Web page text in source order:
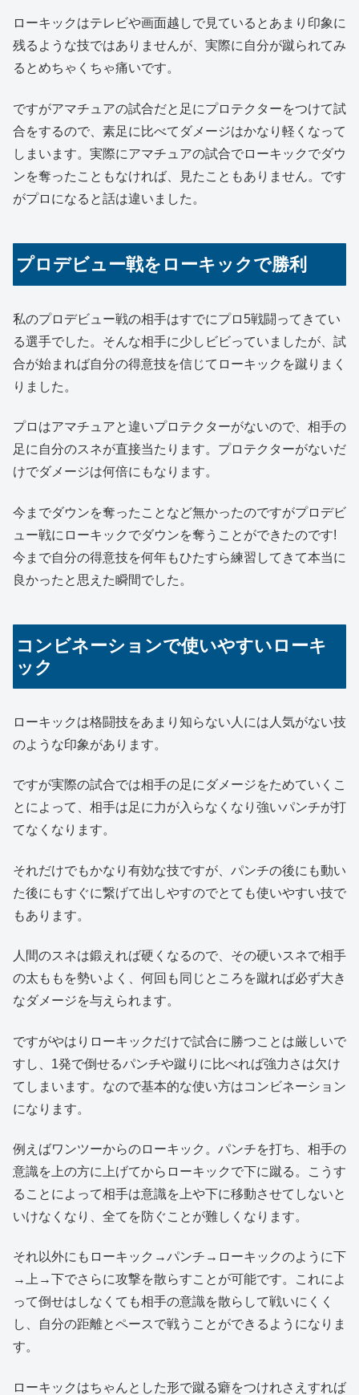
ローキックはテレビや画面越しで見ているとあまり印象に
残るような技ではありませんが、実際に自分が蹴られてみ
るとめちゃくちゃ痛いです。
ですがアマチュアの試合だと足にプロテクターをつけて試
合をするので、素足に比べてダメージはかなり軽くなって
しまいます。実際にアマチュアの試合でローキックでダウ
ンを奪ったこともなければ、見たこともありません。です
がプロになると話は違いました。
プロデビュー戦をローキックで勝利
私のプロデビュー戦の相手はすでにプロ5戦闘ってきてい
る選手でした。そんな相手に少しビビっていましたが、試
合が始まれば自分の得意技を信じてローキックを蹴りまく
りました。
プロはアマチュアと違いプロテクターがないので、相手の
足に自分のスネが直接当たります。プロテクターがないだ
けでダメージは何倍にもなります。
今までダウンを奪ったことなど無かったのですがプロデビ
ュー戦にローキックでダウンを奪うことができたのです!
今まで自分の得意技を何年もひたすら練習してきて本当に
良かったと思えた瞬間でした。
コンビネーションで使いやすいローキ
ック
ローキックは格闘技をあまり知らない人には人気がない技
のような印象があります。
ですが実際の試合では相手の足にダメージをためていくこ
とによって、相手は足に力が入らなくなり強いパンチが打
てなくなります。
それだけでもかなり有効な技ですが、パンチの後にも動い
た後にもすぐに繋げて出しやすのでとても使いやすい技で
もあります。
人間のスネは鍛えれば硬くなるので、その硬いスネで相手
の太ももを勢いよく、何回も同じところを蹴れば必ず大き
なダメージを与えられます。
ですがやはりローキックだけで試合に勝つことは厳しいで
すし、1発で倒せるパンチや蹴りに比べれば強力さは欠け
てしまいます。なので基本的な使い方はコンビネーション
になります。
例えばワンツーからのローキック。パンチを打ち、相手の
意識を上の方に上げてからローキックで下に蹴る。こうす
ることによって相手は意識を上や下に移動させてしないと
いけなくなり、全てを防ぐことが難しくなります。
それ以外にもローキック→パンチ→ローキックのように下
→上→下でさらに攻撃を散らすことが可能です。これによ
って倒せはしなくても相手の意識を散らして戦いにくく
し、自分の距離とペースで戦うことができるようになりま
す。
ローキックはちゃんとした形で蹴る癖をつけれさえすれば